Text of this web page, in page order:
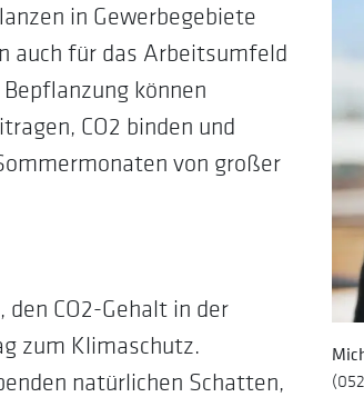
Insolvenz
Nachhaltiges
Nachhaltigkeitskarte
Paderborner
Paderborner Wirtschaftsbrief
Podcast: Wissen2Wirtschaft
Standortinformationen
in Gewerbegebiete
auch für das Arbeitsumfeld
können
CO2 binden und
von großer
CO2-Gehalt in der
zum Klimaschutz.
natürlichen Schatten,